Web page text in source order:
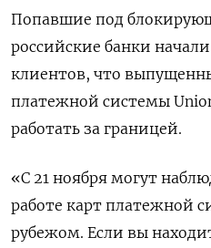
Попавшие под
российские банки
клиентов, что
платежной системы
работать за границей.
«С 21 ноября могут
работе карт платежной
рубежом. Если вы